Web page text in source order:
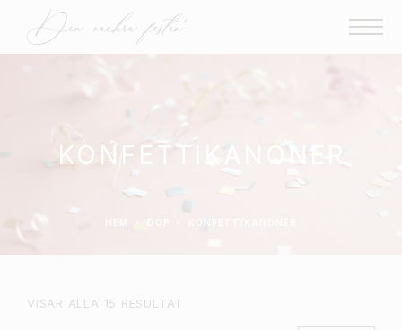
KONFETTIKANONER
VISAR ALLA 15 RESULTAT